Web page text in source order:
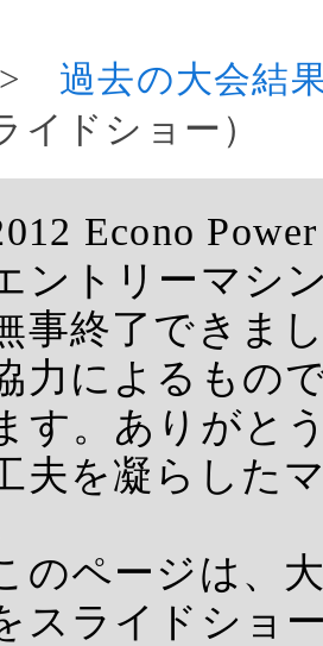
過去の大会結
イドショー）
Econo
ントリーマシ
事終了できま
力によるもの
す。ありがと
夫を凝らした
のページは、
スライドショ